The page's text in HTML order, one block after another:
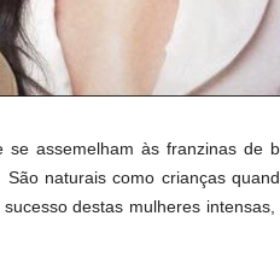
assemelham às franzinas de
naturais como crianças
destas mulheres